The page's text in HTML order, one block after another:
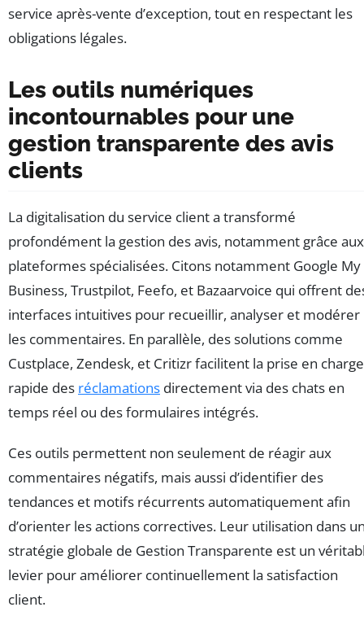
service après-vente d’exception, tout en respectant les
obligations légales.
Les outils numériques
incontournables pour une
gestion transparente des avis
clients
La digitalisation du service client a transformé
profondément la gestion des avis, notamment grâce aux
plateformes spécialisées. Citons notamment Google My
Business, Trustpilot, Feefo, et Bazaarvoice qui offrent
interfaces intuitives pour recueillir, analyser et modérer
les commentaires. En parallèle, des solutions comme
Custplace, Zendesk, et Critizr facilitent la prise en charge
rapide des réclamations directement via des chats en
temps réel ou des formulaires intégrés.
Ces outils permettent non seulement de réagir aux
commentaires négatifs, mais aussi d’identifier des
tendances et motifs récurrents automatiquement afin
d’orienter les actions correctives. Leur utilisation dans
stratégie globale de Gestion Transparente est un
levier pour améliorer continuellement la satisfaction
client.